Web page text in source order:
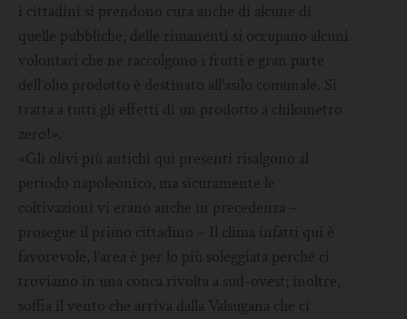
i cittadini si prendono cura anche di alcune di
quelle pubbliche, delle rimanenti si occupano alcuni
volontari che ne raccolgono i frutti e gran parte
dell’olio prodotto è destinato all’asilo comunale. Si
tratta a tutti gli effetti di un prodotto a chilometro
zero!».
«Gli olivi più antichi qui presenti risalgono al
periodo napoleonico, ma sicuramente le
coltivazioni vi erano anche in precedenza –
prosegue il primo cittadino – Il clima infatti qui è
favorevole, l’area è per lo più soleggiata perché ci
troviamo in una conca rivolta a sud-ovest; inoltre,
soffia il vento che arriva dalla Valsugana che ci